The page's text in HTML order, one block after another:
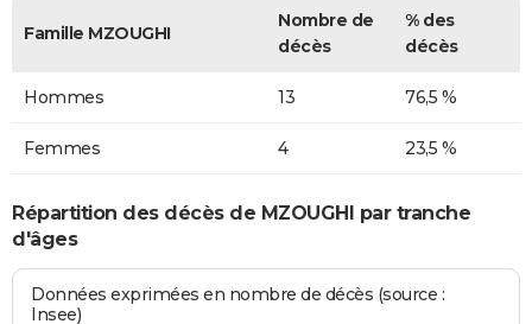
Famille MZOUGHI
Nombre de
décès
% des
décès
Hommes 13 76,5 %
Femmes 4 23,5 %
Répartition des décès de MZOUGHI par tranche
d'âges
Données exprimées en nombre de décès (source :
Insee)